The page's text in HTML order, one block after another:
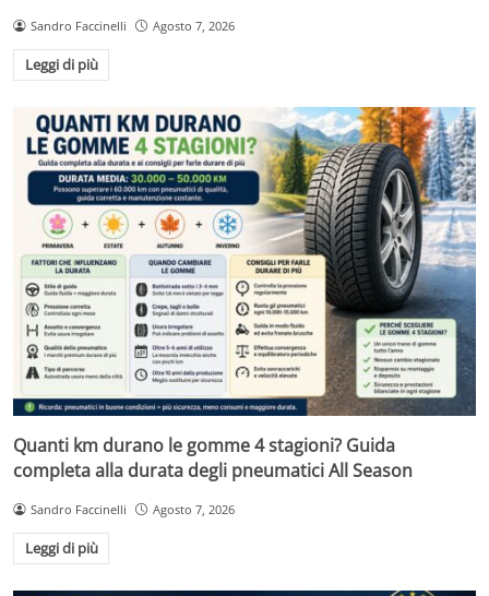
Sandro Faccinelli Agosto 7, 2026
Leggi di più
Quanti km durano le gomme 4 stagioni? Guida
completa alla durata degli pneumatici All Season
Sandro Faccinelli Agosto 7, 2026
Leggi di più